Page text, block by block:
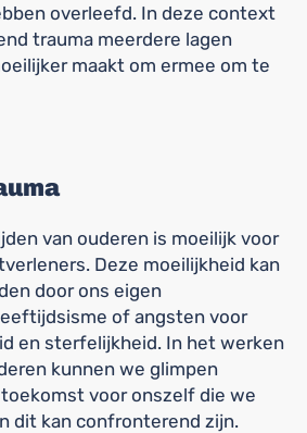
overleefd. In deze context
trauma meerdere lagen
maakt om ermee om te
van ouderen is moeilijk voor
Deze moeilijkheid kan
door ons eigen
of angsten voor
en sterfelijkheid. In het werken
kunnen we glimpen
voor onszelf die we
dit kan confronterend zijn.